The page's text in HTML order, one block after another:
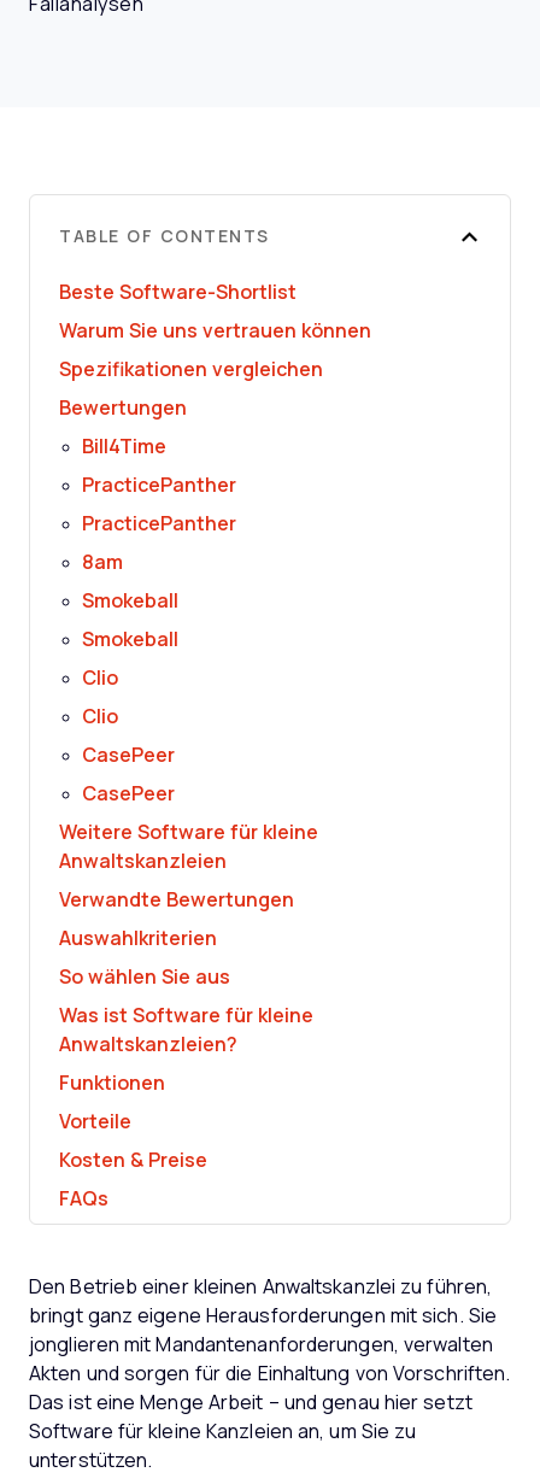
Fallanalysen
TABLE OF CONTENTS
Beste Software-Shortlist
Warum Sie uns vertrauen können
Spezifikationen vergleichen
Bewertungen
Bill4Time
PracticePanther
PracticePanther
8am
Smokeball
Smokeball
Clio
Clio
CasePeer
CasePeer
Weitere Software für kleine
Anwaltskanzleien
Verwandte Bewertungen
Auswahlkriterien
So wählen Sie aus
Was ist Software für kleine
Anwaltskanzleien?
Funktionen
Vorteile
Kosten & Preise
FAQs
Den Betrieb einer kleinen Anwaltskanzlei zu führen,
bringt ganz eigene Herausforderungen mit sich. Sie
jonglieren mit Mandantenanforderungen, verwalten
Akten und sorgen für die Einhaltung von Vorschriften.
Das ist eine Menge Arbeit – und genau hier setzt
Software für kleine Kanzleien an, um Sie zu
unterstützen.